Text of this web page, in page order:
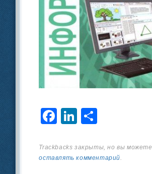
F
c
e
Li
k
e
р
а
Trackbacks закрыты, но вы можете
оставлять комментарий